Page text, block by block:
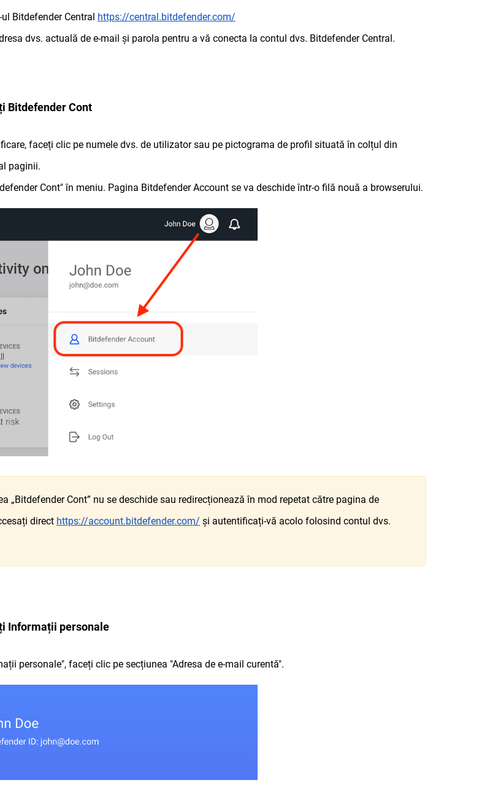
Bitdefender Central https://central.bitdefender.com/
dvs. actuală de e-mail și parola pentru a vă conecta la contul dvs. Bitdefender Central.
Bitdefender Cont
faceți clic pe numele dvs. de utilizator sau pe pictograma de profil situată în colțul din
paginii.
Cont" în meniu. Pagina Bitdefender Account se va deschide într-o filă nouă a browserului.
„Bitdefender Cont” nu se deschide sau redirecționează în mod repetat către pagina de
direct https://account.bitdefender.com/ și autentificați-vă acolo folosind contul dvs.
Informații personale
personale", faceți clic pe secțiunea "Adresa de e-mail curentă".